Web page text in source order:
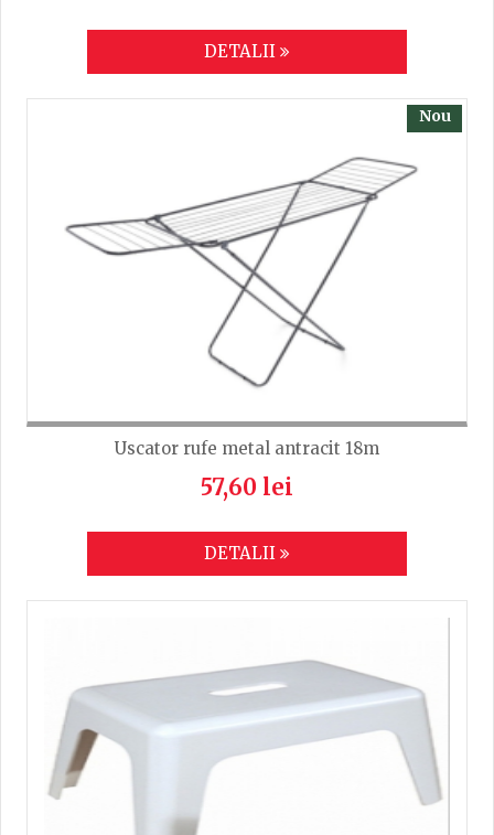
DETALII
Nou
Uscator rufe metal antracit 18m
57,60 lei
DETALII